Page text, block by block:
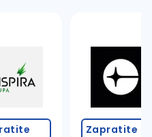
(koristite č, ć, š, đ,
filtere pretrage
Zapratite